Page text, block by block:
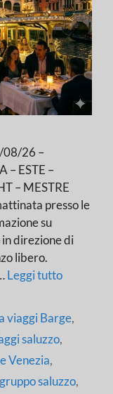
08/26 –
– ESTE –
– MESTRE
presso le
su
direzione di
libero.
Leggi tutto
viaggi Barge,
saluzzo,
Venezia,
saluzzo,